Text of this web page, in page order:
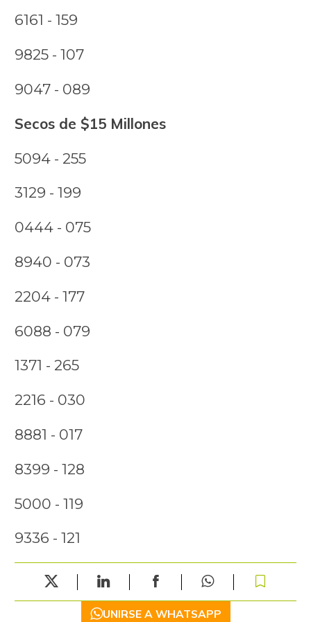
6161 - 159
9825 - 107
9047 - 089
Secos de $15 Millones
5094 - 255
3129 - 199
0444 - 075
8940 - 073
2204 - 177
6088 - 079
1371 - 265
2216 - 030
8881 - 017
8399 - 128
5000 - 119
9336 - 121
UNIRSE A WHATSAPP